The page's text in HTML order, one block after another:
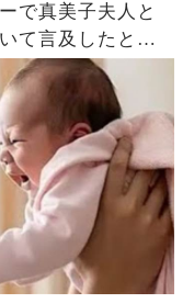
で真美子夫人と
て言及したと話
ってそう！